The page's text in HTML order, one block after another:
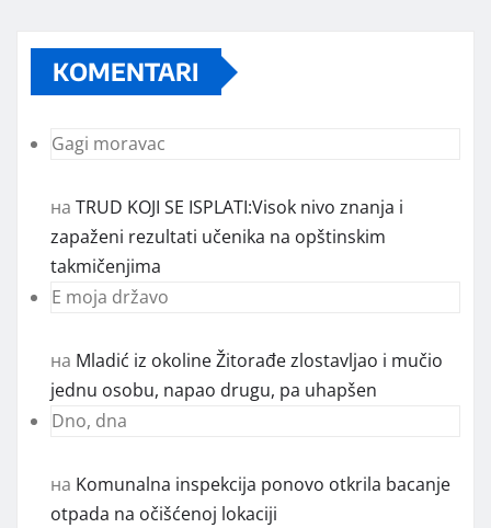
KOMENTARI
Gagi moravac
на TRUD KOJI SE ISPLATI:Visok nivo znanja i
zapaženi rezultati učenika na opštinskim
takmičenjima
E moja državo
на Mladić iz okoline Žitorađe zlostavljao i mučio
jednu osobu, napao drugu, pa uhapšen
Dno, dna
на Komunalna inspekcija ponovo otkrila bacanje
otpada na očišćenoj lokaciji